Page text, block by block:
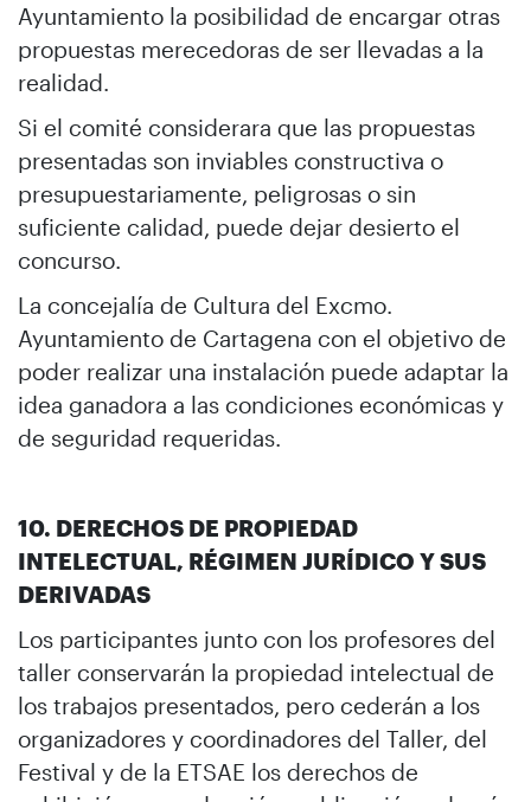
Ayuntamiento la posibilidad de encargar otras
propuestas merecedoras de ser llevadas a la
realidad.
Si el comité considerara que las propuestas
presentadas son inviables constructiva o
presupuestariamente, peligrosas o sin
suficiente calidad, puede dejar desierto el
concurso.
La concejalía de Cultura del Excmo.
Ayuntamiento de Cartagena con el objetivo de
poder realizar una instalación puede adaptar la
idea ganadora a las condiciones económicas y
de seguridad requeridas.
10. DERECHOS DE PROPIEDAD
INTELECTUAL, RÉGIMEN JURÍDICO Y SUS
DERIVADAS
Los participantes junto con los profesores del
taller conservarán la propiedad intelectual de
los trabajos presentados, pero cederán a los
organizadores y coordinadores del Taller, del
Festival y de la ETSAE los derechos de